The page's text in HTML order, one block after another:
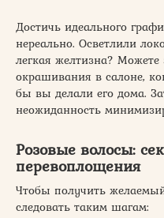
Достичь идеального
нереально. Осветлили
легкая желтизна?
окрашивания в салоне,
бы вы делали его дома.
неожиданность
Розовые волосы:
перевоплощения
Чтобы получить
следовать таким шагам: